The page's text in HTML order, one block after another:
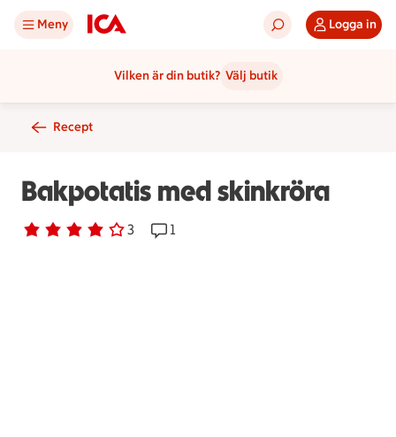
Meny Logga in
Vilken är din butik? Välj butik
Recept
Bakpotatis med skinkröra
Betyg 4 av 5. 3
3 personer har röstatReceptet har 1 kommentarer
1